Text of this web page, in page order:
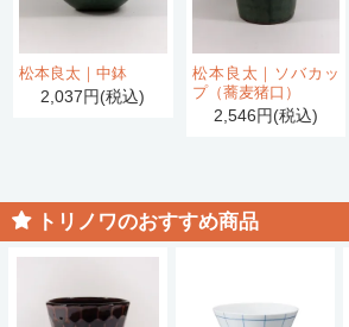
松本良太｜中鉢
2,037円(税込)
松本良太｜ソバカッ
プ（蕎麦猪口）
2,546円(税込)
トリノワのおすすめ商品